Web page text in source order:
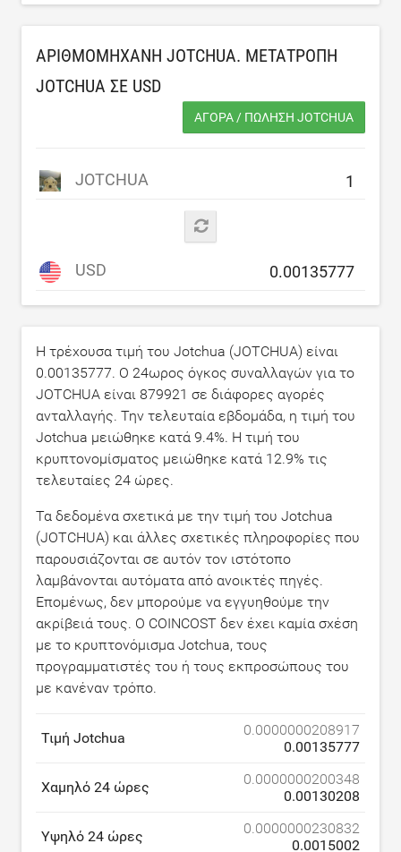
ΑΡΙΘΜΟΜΗΧΑΝΉ JOTCHUA. ΜΕΤΑΤΡΟΠΉ
JOTCHUA ΣΕ USD
ΑΓΟΡΆ / ΠΏΛΗΣΗ JOTCHUA
JOTCHUA
USD
Η τρέχουσα τιμή του Jotchua (JOTCHUA) είναι
0.00135777. Ο 24ωρος όγκος συναλλαγών για το
JOTCHUA είναι 879921 σε διάφορες αγορές
ανταλλαγής. Την τελευταία εβδομάδα, η τιμή του
Jotchua μειώθηκε κατά 9.4%. Η τιμή του
κρυπτονομίσματος μειώθηκε κατά 12.9% τις
τελευταίες 24 ώρες.
Τα δεδομένα σχετικά με την τιμή του Jotchua
(JOTCHUA) και άλλες σχετικές πληροφορίες που
παρουσιάζονται σε αυτόν τον ιστότοπο
λαμβάνονται αυτόματα από ανοικτές πηγές.
Επομένως, δεν μπορούμε να εγγυηθούμε την
ακρίβειά τους. Ο COINCOST δεν έχει καμία σχέση
με το κρυπτονόμισμα Jotchua, τους
προγραμματιστές του ή τους εκπροσώπους του
με κανέναν τρόπο.
Τιμή Jotchua
0.0000000208917
0.00135777
Χαμηλό 24 ώρες
0.0000000200348
0.00130208
Υψηλό 24 ώρες
0.0000000230832
0.0015002